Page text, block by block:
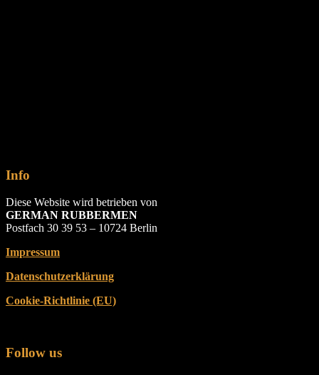
Info
Diese Website wird betrieben von
GERMAN RUBBERMEN
Postfach 30 39 53 – 10724 Berlin
Impressum
Datenschutzerklärung
Cookie-Richtlinie (EU)
Follow us